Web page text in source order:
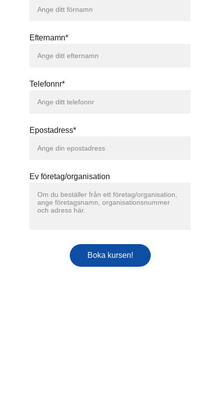
Efternamn*
Telefonnr*
Epostadress*
Ev företag/organisation
Boka kursen!